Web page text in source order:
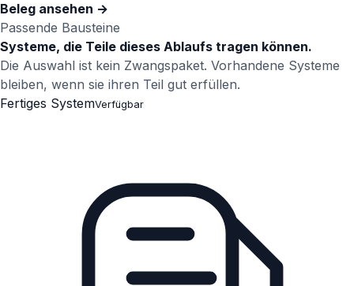
Beleg ansehen →
Passende Bausteine
Systeme, die Teile dieses Ablaufs tragen können.
Die Auswahl ist kein Zwangspaket. Vorhandene Systeme
bleiben, wenn sie ihren Teil gut erfüllen.
Fertiges SystemVerfügbar